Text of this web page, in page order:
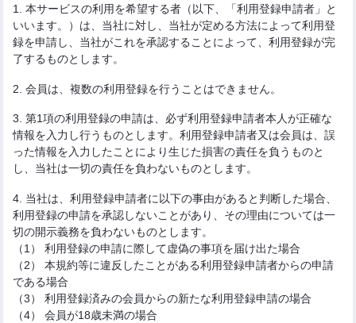
1. 本サービスの利用を希望する者（以下、「利用登録申請者」と
いいます。）は、当社に対し、当社が定める方法によって利用登
録を申請し、当社がこれを承認することによって、利用登録が完
了するものとします。
2. 会員は、複数の利用登録を行うことはできません。
3. 第1項の利用登録の申請は、必ず利用登録申請者本人が正確な
情報を入力し行うものとします。利用登録申請者又は会員は、誤
った情報を入力したことにより生じた損害の責任を負うものと
し、当社は一切の責任を負わないものとします。
4. 当社は、利用登録申請者に以下の事由があると判断した場合、
利用登録の申請を承認しないことがあり、その理由については一
切の開示義務を負わないものとします。
（1） 利用登録の申請に際して虚偽の事項を届け出た場合
（2） 本規約等に違反したことがある利用登録申請者からの申請
である場合
（3） 利用登録済みの会員からの新たな利用登録申請の場合
（4） 会員が18歳未満の場合